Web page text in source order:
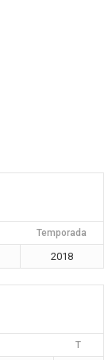
Temporada
2018
T